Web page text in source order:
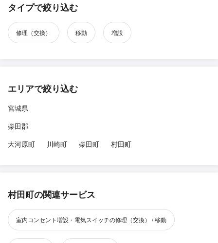
タイプで絞り込む
修理（交換） 移動 増設
エリアで絞り込む
宮城県
柴田郡
大河原町
川崎町 柴田町 村田町
村田町の関連サービス
室内コンセント増設・電気スイッチの修理（交換） / 移動